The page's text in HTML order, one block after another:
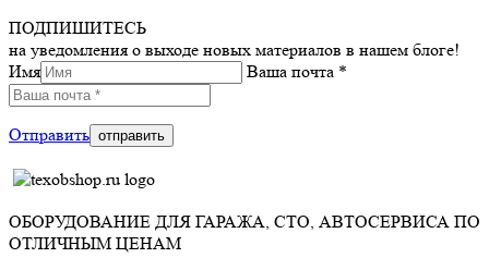
ПОДПИШИТЕСЬ
на уведомления о выходе новых материалов в нашем блоге!
Имя
Ваша почта *
Отправить
ОБОРУДОВАНИЕ ДЛЯ ГАРАЖА, СТО, АВТОСЕРВИСА ПО
ОТЛИЧНЫМ ЦЕНАМ